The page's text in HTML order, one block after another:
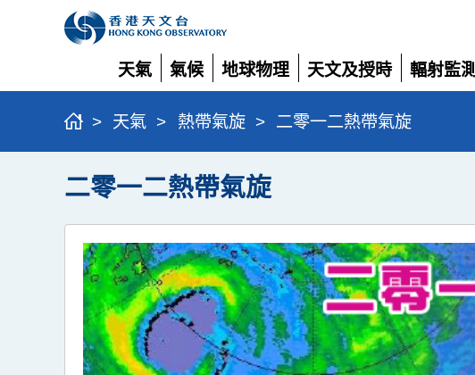
天氣
展
開
氣候
展
開
地球物理
展
開
天文及授時
展
開
輻射監測
展
開
> 天氣 > 熱帶氣旋 > 二零一二熱帶氣旋
二零一二熱帶氣旋